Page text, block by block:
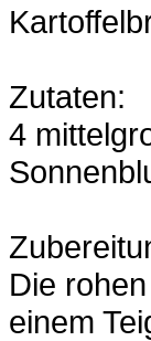
Zutaten:
4
Die
einem